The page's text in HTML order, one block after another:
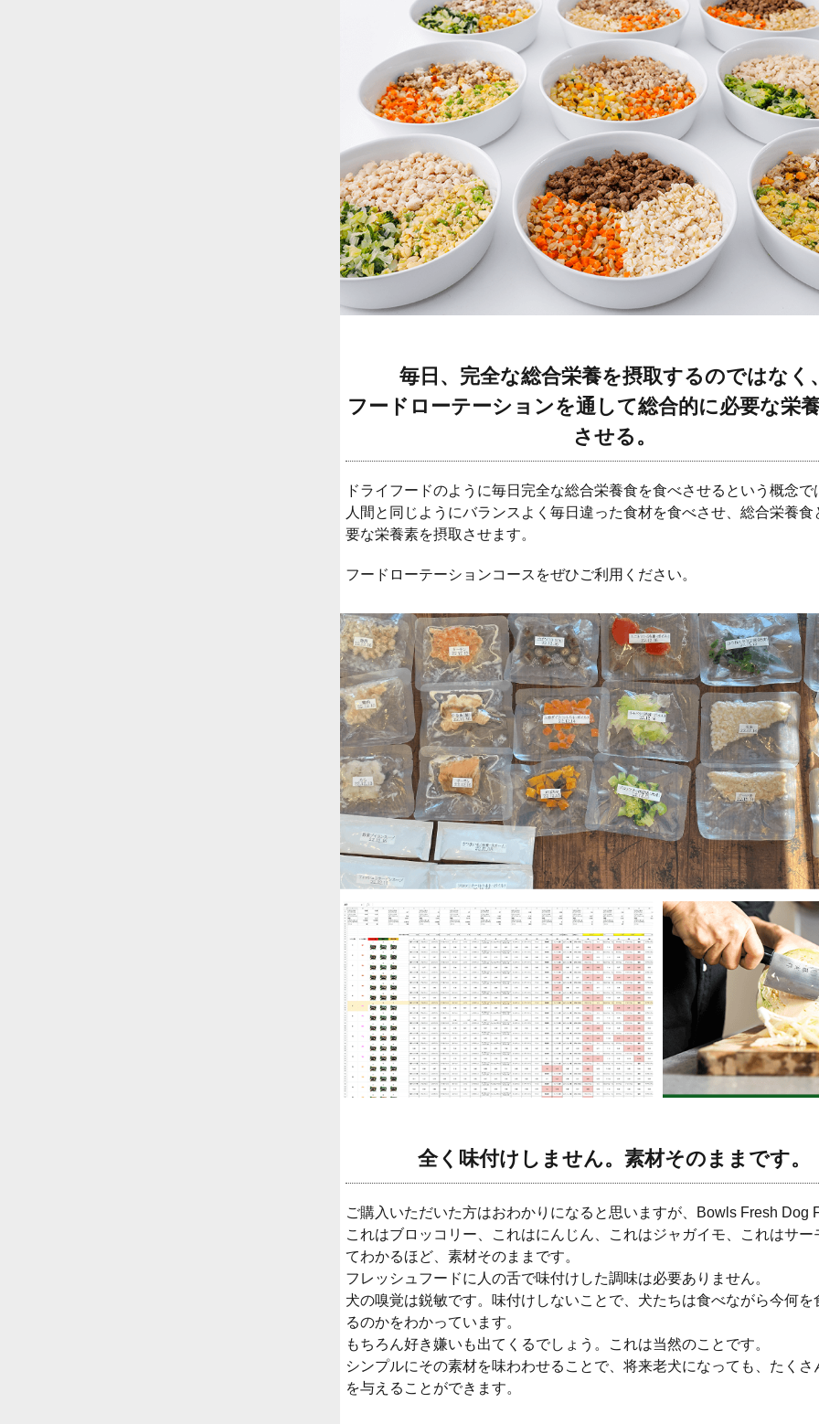
毎日、完全な総合栄養を摂取するのではなく
フードローテーションを通して総合的に必要な栄
させる。
ドライフードのように毎日完全な総合栄養食を食べさせるという概念で
人間と同じようにバランスよく毎日違った食材を食べさせ、総合栄養食
要な栄養素を摂取させます。
フードローテーションコースをぜひご利用ください。
全く味付けしません。素材そのままです。
ご購入いただいた方はおわかりになると思いますが、Bowls Fresh Dog
これはブロッコリー、これはにんじん、これはジャガイモ、これはサー
てわかるほど、素材そのままです。
フレッシュフードに人の舌で味付けした調味は必要ありません。
犬の嗅覚は鋭敏です。味付けしないことで、犬たちは食べながら今何を
るのかをわかっています。
もちろん好き嫌いも出てくるでしょう。これは当然のことです。
シンプルにその素材を味わわせることで、将来老犬になっても、たくさ
を与えることができます。